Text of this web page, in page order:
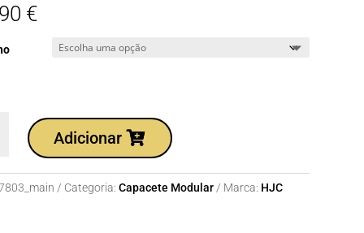
€
Adicionar
Categoria: Capacete Modular Marca: HJC